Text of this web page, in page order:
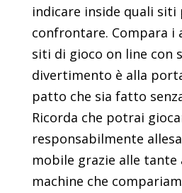
indicare inside quali siti
confrontare. Compara i
siti di gioco on line con
divertimento è alla
patto che sia fatto
Ricorda che potrai
responsabilmente
mobile grazie alle tante
machine che